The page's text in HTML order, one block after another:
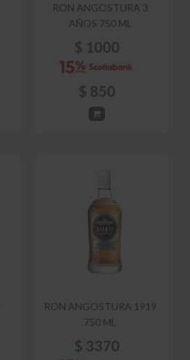
RON ANGOSTURA 3
AÑOS 750 ML
$ 1000
$ 850
RON ANGOSTURA 1919
750 ML
$ 3370